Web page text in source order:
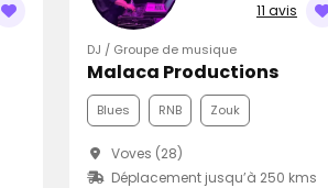
11 avis
DJ / Groupe de musique
Malaca Productions
Blues RNB Zouk
Voves (28)
Déplacement jusqu’à 250 kms